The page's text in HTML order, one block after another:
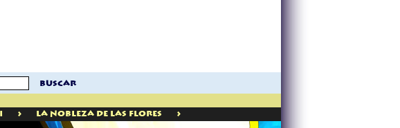
buscar
> La Nobleza De Las Flores >